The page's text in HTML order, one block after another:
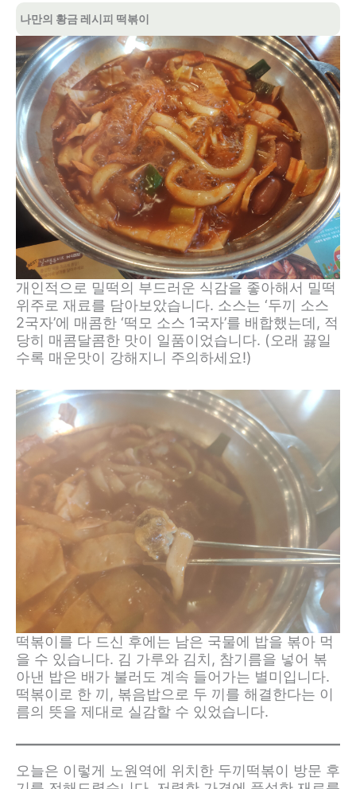
나만의 황금 레시피 떡볶이
개인적으로 밀떡의 부드러운 식감을 좋아해서 밀떡
위주로 재료를 담아보았습니다. 소스는 ‘두끼 소스
2국자’에 매콤한 ‘떡모 소스 1국자’를 배합했는데, 적
당히 매콤달콤한 맛이 일품이었습니다. (오래 끓일
수록 매운맛이 강해지니 주의하세요!)
떡볶이를 다 드신 후에는 남은 국물에 밥을 볶아 먹
을 수 있습니다. 김 가루와 김치, 참기름을 넣어 볶
아낸 밥은 배가 불러도 계속 들어가는 별미입니다.
떡볶이로 한 끼, 볶음밥으로 두 끼를 해결한다는 이
름의 뜻을 제대로 실감할 수 있었습니다.
오늘은 이렇게 노원역에 위치한 두끼떡볶이 방문 후